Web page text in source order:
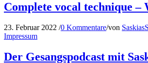
Complete vocal technique –
23. Februar 2022 /0 Kommentare/von
Impressum
Der Gesangspodcast mit